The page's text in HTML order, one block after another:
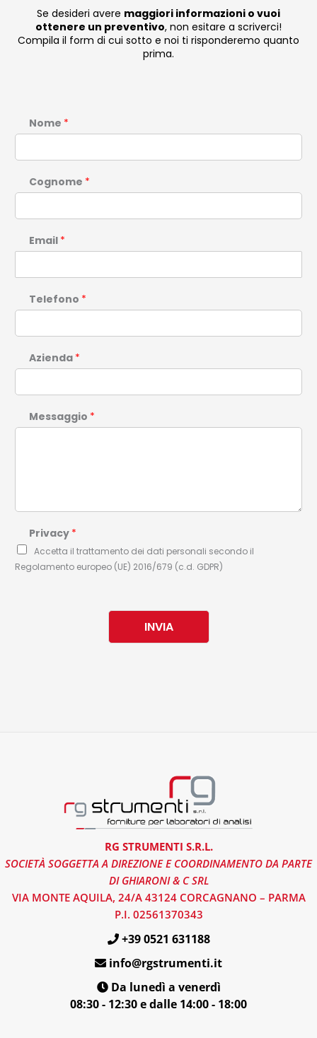
Se desideri avere maggiori informazioni o vuoi
ottenere un preventivo, non esitare a scriverci!
Compila il form di cui sotto e noi ti risponderemo quanto
prima.
Nome *
Cognome *
Email *
Telefono *
Azienda *
Messaggio *
Privacy *
Accetta il trattamento dei dati personali secondo il
Regolamento europeo (UE) 2016/679 (c.d. GDPR)
INVIA
RG STRUMENTI S.R.L.
SOCIETÀ SOGGETTA A DIREZIONE E COORDINAMENTO DA PARTE
DI GHIARONI & C SRL
VIA MONTE AQUILA, 24/A 43124 CORCAGNANO – PARMA
P.I. 02561370343
+39 0521 631188
info@rgstrumenti.it
Da lunedì a venerdì
08:30 - 12:30 e dalle 14:00 - 18:00